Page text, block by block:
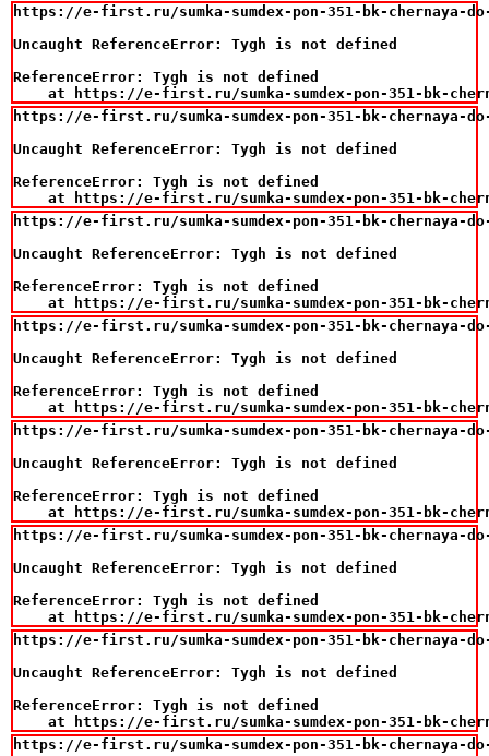
https://e-first.ru/sumka-sumdex-pon-351-bk-chernaya-do-
Uncaught ReferenceError: Tygh is not defined
ReferenceError: Tygh is not defined
at https://e-first.ru/sumka-sumdex-pon-351-bk-
https://e-first.ru/sumka-sumdex-pon-351-bk-chernaya-do-
Uncaught ReferenceError: Tygh is not defined
ReferenceError: Tygh is not defined
at https://e-first.ru/sumka-sumdex-pon-351-bk-
https://e-first.ru/sumka-sumdex-pon-351-bk-chernaya-do-
Uncaught ReferenceError: Tygh is not defined
ReferenceError: Tygh is not defined
at https://e-first.ru/sumka-sumdex-pon-351-bk-
https://e-first.ru/sumka-sumdex-pon-351-bk-chernaya-do-
Uncaught ReferenceError: Tygh is not defined
ReferenceError: Tygh is not defined
at https://e-first.ru/sumka-sumdex-pon-351-bk-
https://e-first.ru/sumka-sumdex-pon-351-bk-chernaya-do-
Uncaught ReferenceError: Tygh is not defined
ReferenceError: Tygh is not defined
at https://e-first.ru/sumka-sumdex-pon-351-bk-
https://e-first.ru/sumka-sumdex-pon-351-bk-chernaya-do-
Uncaught ReferenceError: Tygh is not defined
ReferenceError: Tygh is not defined
at https://e-first.ru/sumka-sumdex-pon-351-bk-
https://e-first.ru/sumka-sumdex-pon-351-bk-chernaya-do-
Uncaught ReferenceError: Tygh is not defined
ReferenceError: Tygh is not defined
at https://e-first.ru/sumka-sumdex-pon-351-bk-
https://e-first.ru/sumka-sumdex-pon-351-bk-chernaya-do-